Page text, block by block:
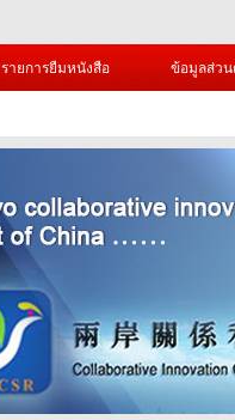
รายการยืมหนังสือ ข้อมูลส่ว